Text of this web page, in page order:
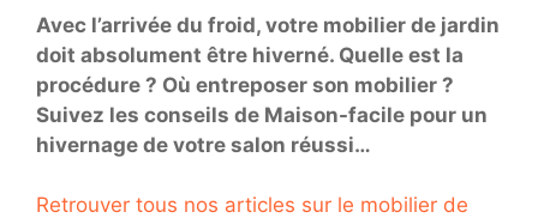
Avec l’arrivée du froid, votre mobilier de jardin
doit absolument être hiverné. Quelle est la
procédure ? Où entreposer son mobilier ?
Suivez les conseils de Maison-facile pour un
hivernage de votre salon réussi…
Retrouver tous nos articles sur le mobilier de